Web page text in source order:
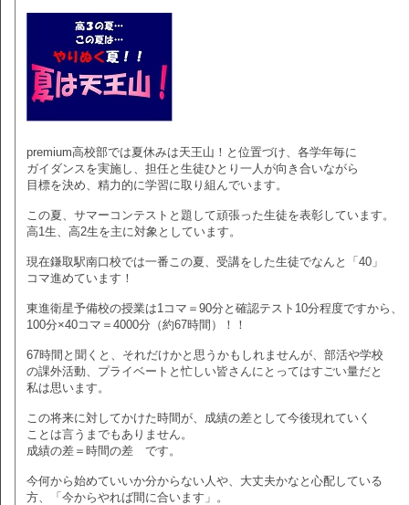
premium高校部では夏休みは天王山！と位置づけ、各学年毎に
ガイダンスを実施し、担任と生徒ひとり一人が向き合いながら
目標を決め、精力的に学習に取り組んでいます。
この夏、サマーコンテストと題して頑張った生徒を表彰しています。
高1生、高2生を主に対象としています。
現在鎌取駅南口校では一番この夏、受講をした生徒でなんと「40」
コマ進めています！
東進衛星予備校の授業は1コマ＝90分と確認テスト10分程度ですから、
100分×40コマ＝4000分（約67時間）！！
67時間と聞くと、それだけかと思うかもしれませんが、部活や学校
の課外活動、プライベートと忙しい皆さんにとってはすごい量だと
私は思います。
この将来に対してかけた時間が、成績の差として今後現れていく
ことは言うまでもありません。
成績の差＝時間の差 です。
今何から始めていいか分からない人や、大丈夫かなと心配している
方、「今からやれば間に合います」。